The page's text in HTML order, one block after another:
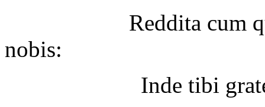
Reddita cum
nobis:
Inde tibi grates